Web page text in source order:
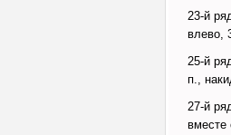
23-й
влево,
25-й
п.,
27-й
вместе